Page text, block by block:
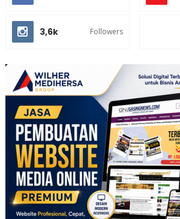
3,6k Followers